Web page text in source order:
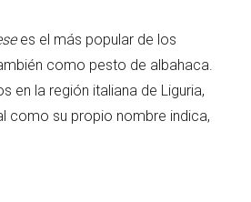
es el más popular de los
como pesto de albahaca.
en la región italiana de Liguria,
como su propio nombre indica,